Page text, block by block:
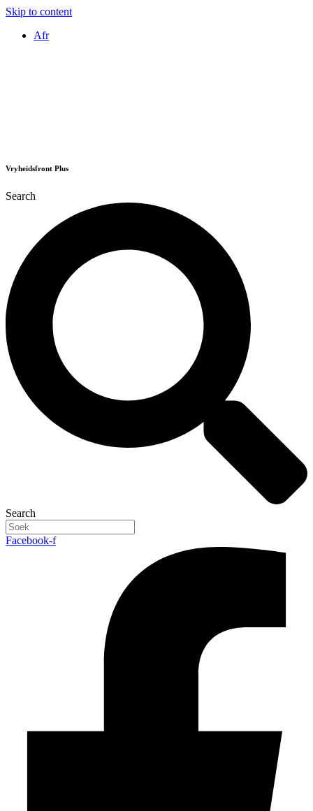
Skip to content
Afr
Vryheidsfront Plus
Search
Search
Facebook-f